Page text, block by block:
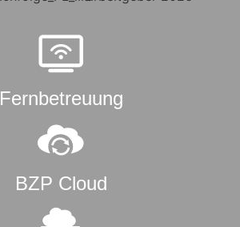
Fernbetreuung
BZP Cloud